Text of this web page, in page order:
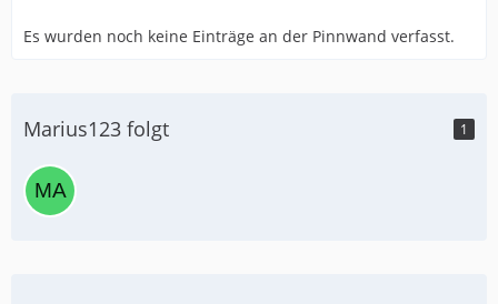
Es wurden noch keine Einträge an der Pinnwand verfasst.
Marius123 folgt 1